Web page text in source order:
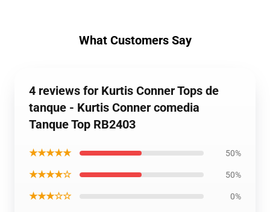
What Customers Say
4 reviews for Kurtis Conner Tops de
tanque - Kurtis Conner comedia
Tanque Top RB2403
★★★★★ 50%
★★★★☆ 50%
★★★☆☆ 0%